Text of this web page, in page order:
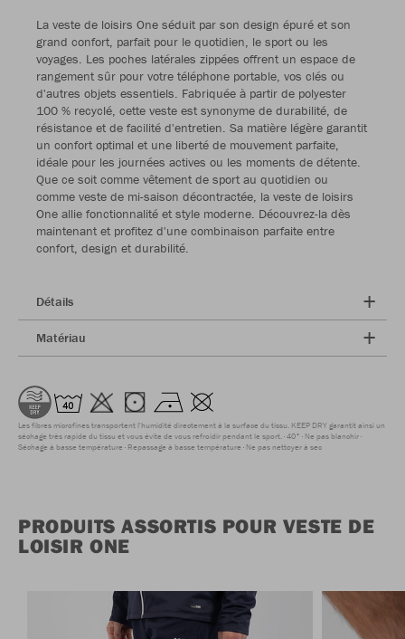
La veste de loisirs One séduit par son design épuré et son
grand confort, parfait pour le quotidien, le sport ou les
voyages. Les poches latérales zippées offrent un espace de
rangement sûr pour votre téléphone portable, vos clés ou
d'autres objets essentiels. Fabriquée à partir de polyester
100 % recyclé, cette veste est synonyme de durabilité, de
résistance et de facilité d'entretien. Sa matière légère garantit
un confort optimal et une liberté de mouvement parfaite,
idéale pour les journées actives ou les moments de détente.
Que ce soit comme vêtement de sport au quotidien ou
comme veste de mi-saison décontractée, la veste de loisirs
One allie fonctionnalité et style moderne. Découvrez-la dès
maintenant et profitez d'une combinaison parfaite entre
confort, design et durabilité.
Détails
Matériau
Les fibres microfines transportent l'humidité directement à la surface du tissu. KEEP DRY garantit ainsi un
séchage très rapide du tissu et vous évite de vous refroidir pendant le sport. 40° Ne pas blanchir
Séchage à basse température Repassage à basse température Ne pas nettoyer à sec
PRODUITS ASSORTIS POUR VESTE DE
LOISIR ONE